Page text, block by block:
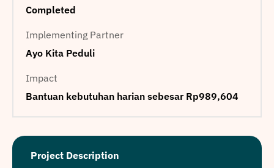
Completed
Implementing Partner
Ayo Kita Peduli
Impact
Bantuan kebutuhan harian sebesar Rp989,604
Project Description